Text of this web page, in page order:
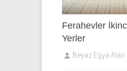
Ferahevler
Yerler
Beyaz Eşya Alan